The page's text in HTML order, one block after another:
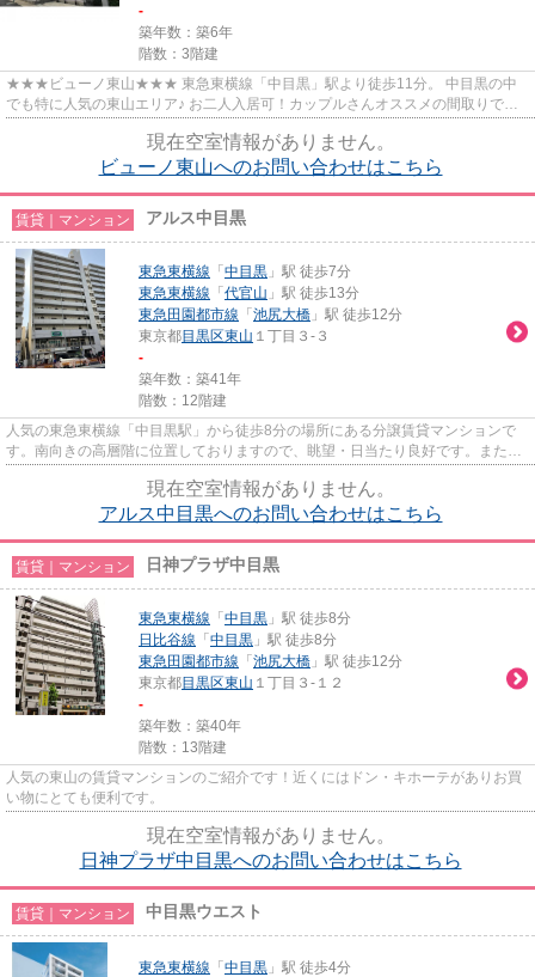
-
築年数：築6年
階数：3階建
★★★ビューノ東山★★★ 東急東横線「中目黒」駅より徒歩11分。 中目黒の中
でも特に人気の東山エリア♪ お二人入居可！カップルさんオススメの間取りです♪
現在空室情報がありません。
ビューノ東山へのお問い合わせはこちら
賃貸｜マンション アルス中目黒
東急東横線 「 中目黒 」駅 徒歩7分
東急東横線 「 代官山 」駅 徒歩13分
東急田園都市線 「 池尻大橋 」駅 徒歩12分
東京都目黒区東山 １丁目３-３
-
築年数：築41年
階数：12階建
人気の東急東横線「中目黒駅」から徒歩8分の場所にある分譲賃貸マンションで
す。南向きの高層階に位置しておりますので、眺望・日当たり良好です。また、
現在空室情報がありません。
アルス中目黒へのお問い合わせはこちら
賃貸｜マンション 日神プラザ中目黒
東急東横線 「 中目黒 」駅 徒歩8分
日比谷線 「 中目黒 」駅 徒歩8分
東急田園都市線 「 池尻大橋 」駅 徒歩12分
東京都目黒区東山 １丁目３-１２
-
築年数：築40年
階数：13階建
人気の東山の賃貸マンションのご紹介です！近くにはドン・キホーテがありお買
い物にとても便利です。
現在空室情報がありません。
日神プラザ中目黒へのお問い合わせはこちら
賃貸｜マンション 中目黒ウエスト
東急東横線 「 中目黒 」駅 徒歩4分